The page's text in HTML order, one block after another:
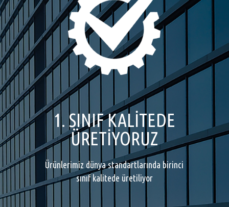
1. SINIF KALİTEDE
ÜRETİYORUZ
Ürünlerimiz dünya standartlarında birinci
sınıf kalitede üretiliyor